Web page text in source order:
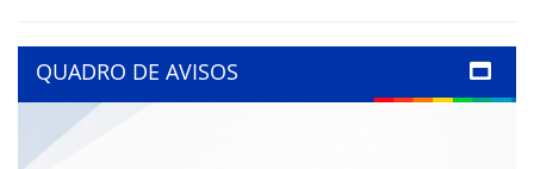
QUADRO DE AVISOS